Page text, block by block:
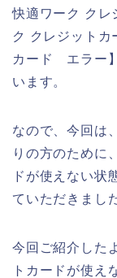
快適ワーク ク
ク クレジット
カード エラー
います。
なので、今回は
りの方のために
ドが使えない状
ていただきまし
今回ご紹介した
トカードが使え